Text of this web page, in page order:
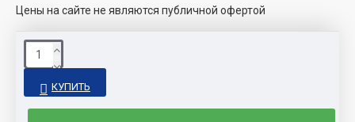
Цены на сайте не являются публичной офертой
КУПИТЬ